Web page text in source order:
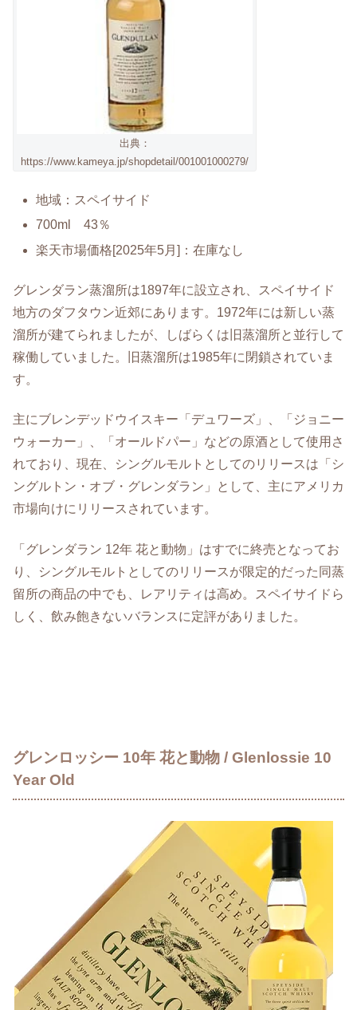
出典：
https://www.kameya.jp/shopdetail/001001000279/
地域：スペイサイド
700ml 43％
楽天市場価格[2025年5月]：在庫なし
グレンダラン蒸溜所は1897年に設立され、スペイサイド
地方のダフタウン近郊にあります。1972年には新しい蒸
溜所が建てられましたが、しばらくは旧蒸溜所と並行して
稼働していました。旧蒸溜所は1985年に閉鎖されていま
す。
主にブレンデッドウイスキー「デュワーズ」、「ジョニー
ウォーカー」、「オールドパー」などの原酒として使用さ
れており、現在、シングルモルトとしてのリリースは「シ
ングルトン・オブ・グレンダラン」として、主にアメリカ
市場向けにリリースされています。
「グレンダラン 12年 花と動物」はすでに終売となってお
り、シングルモルトとしてのリリースが限定的だった同蒸
留所の商品の中でも、レアリティは高め。スペイサイドら
しく、飲み飽きないバランスに定評がありました。
グレンロッシー 10年 花と動物 / Glenlossie 10
Year Old